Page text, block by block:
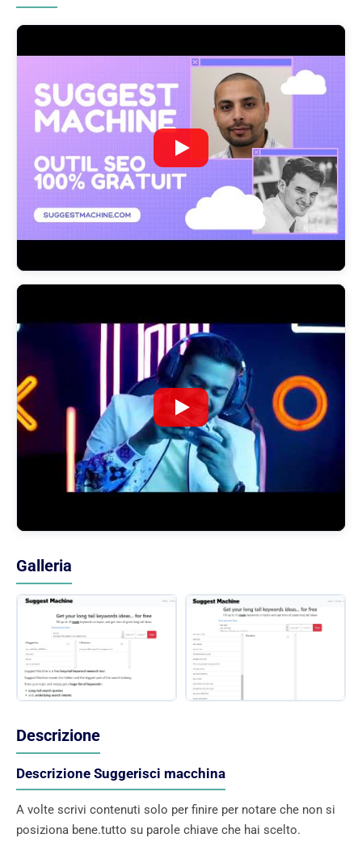
Galleria
Descrizione
Descrizione Suggerisci macchina
A volte scrivi contenuti solo per finire per notare che non si
posiziona bene.tutto su parole chiave che hai scelto.